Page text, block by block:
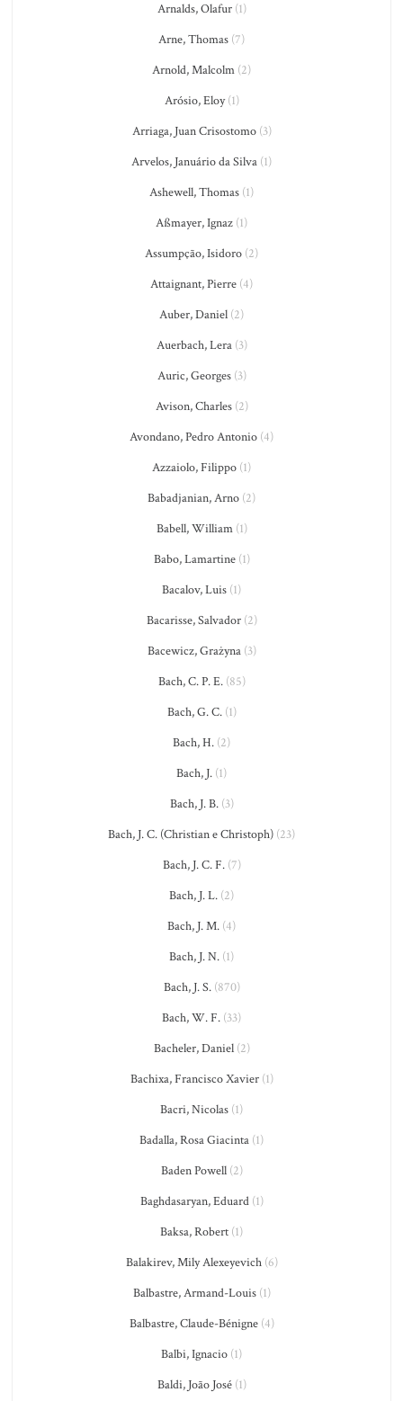
Arnalds, Olafur(1)
Arne, Thomas (7)
Arnold, Malcolm (2)
Arósio, Eloy(1)
Arriaga, Juan Crisostomo(3)
Arvelos, Januário da Silva (1)
Ashewell, Thomas (1)
Aßmayer, Ignaz (1)
Assumpção, Isidoro (2)
Attaignant, Pierre (4)
Auber, Daniel (2)
Auerbach, Lera(3)
Auric, Georges(3)
Avison, Charles(2)
Avondano, Pedro Antonio (4)
Azzaiolo, Filippo (1)
Babadjanian, Arno (2)
Babell, William(1)
Babo, Lamartine(1)
Bacalov, Luis (1)
Bacarisse, Salvador(2)
Bacewicz, Grażyna(3)
Bach, C. P. E.(85)
Bach, G. C.(1)
Bach, H. (2)
Bach, J. (1)
Bach, J. B.(3)
Bach, J. C. (Christian e Christoph) (23)
Bach, J. C. F.(7)
Bach, J. L. (2)
Bach, J. M. (4)
Bach, J. N. (1)
Bach, J. S.(870)
Bach, W. F. (33)
Bacheler, Daniel(2)
Bachixa, Francisco Xavier(1)
Bacri, Nicolas (1)
Badalla, Rosa Giacinta (1)
Baden Powell(2)
Baghdasaryan, Eduard(1)
Baksa, Robert (1)
Balakirev, Mily Alexeyevich(6)
Balbastre, Armand-Louis(1)
Balbastre, Claude-Bénigne(4)
Balbi, Ignacio (1)
Baldi, João José(1)